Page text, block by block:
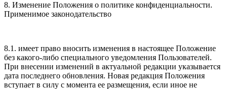
8. Изменение Положения о политике конфиденциальности.
Применимое законодательство
8.1. имеет право вносить изменения в настоящее Положение
без какого-либо специального уведомления Пользователей.
При внесении изменений в актуальной редакции указывается
дата последнего обновления. Новая редакция Положения
вступает в силу с момента ее размещения, если иное не